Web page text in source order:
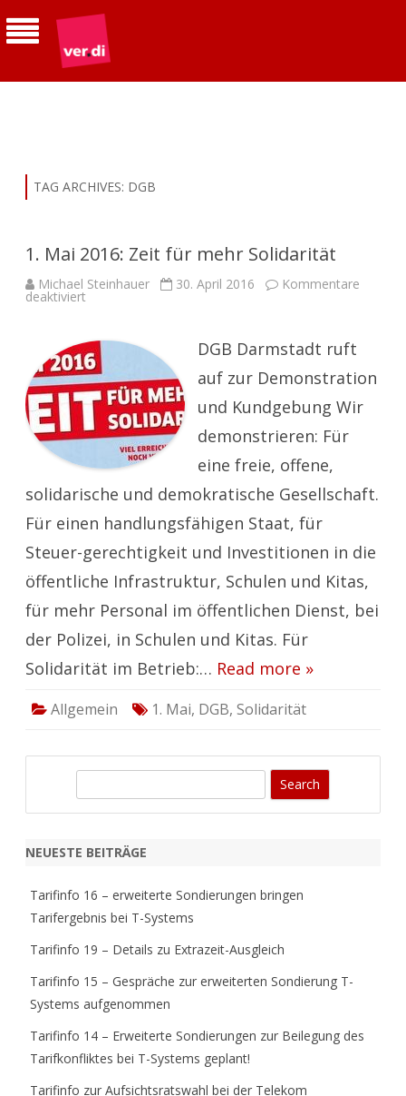
TAG ARCHIVES: DGB
1. Mai 2016: Zeit für mehr Solidarität
Michael Steinhauer 30. April 2016 Kommentare
deaktiviert
Zeit
für
mehr
Solidarität
DGB Darmstadt ruft
auf zur Demonstration
und Kundgebung Wir
demonstrieren: Für
eine freie, offene,
solidarische und demokratische Gesellschaft.
Für einen handlungsfähigen Staat, für
Steuer-gerechtigkeit und Investitionen in die
öffentliche Infrastruktur, Schulen und Kitas,
für mehr Personal im öffentlichen Dienst, bei
der Polizei, in Schulen und Kitas. Für
Solidarität im Betrieb:… Read more »
Allgemein 1. Mai, DGB, Solidarität
r
h
NEUESTE BEITRÄGE
Tarifinfo 16 – erweiterte Sondierungen bringen
Tarifergebnis bei T-Systems
Tarifinfo 19 – Details zu Extrazeit-Ausgleich
Tarifinfo 15 – Gespräche zur erweiterten Sondierung T-
Systems aufgenommen
Tarifinfo 14 – Erweiterte Sondierungen zur Beilegung des
Tarifkonfliktes bei T-Systems geplant!
Tarifinfo zur Aufsichtsratswahl bei der Telekom